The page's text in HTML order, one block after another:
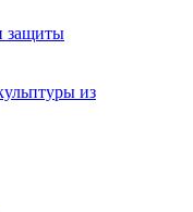
защиты
из